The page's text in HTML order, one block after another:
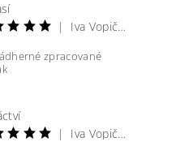
|
Iva Vopičková
zpracované
|
Iva Vopičková